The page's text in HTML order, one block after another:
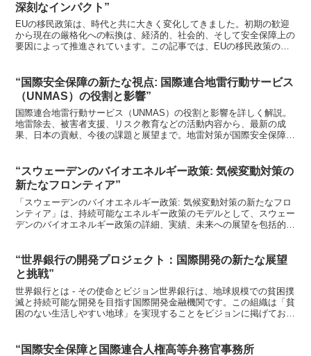
深刻なインパクト”
EUの移民政策は、時代と共に大きく変化してきました。初期の歓迎
から現在の厳格化への転換は、経済的、社会的、そして安全保障上の
要因によって推進されています。この記事では、EUの移民政策の変
“国際安全保障の新たな視点: 国際連合地雷行動サービス
（UNMAS）の役割と影響”
国際連合地雷行動サービス（UNMAS）の役割と影響を詳しく解説。
地雷除去、被害者支援、リスク教育などの活動内容から、最新の成
果、日本の貢献、今後の課題と展望まで。地雷対策が国際安全保障と
“スウェーデンのバイオエネルギー政策: 気候変動対策の
新たなフロンティア”
「スウェーデンのバイオエネルギー政策: 気候変動対策の新たなフロ
ンティア」は、持続可能なエネルギー政策のモデルとして、スウェー
デンのバイオエネルギー政策の詳細、実績、未来への展望を包括的に
データと事例をもとに探ります。
“世界銀行の開発プロジェクト：国際開発の新たな展望
と挑戦”
世界銀行とは - その使命とビジョン世界銀行は、地球規模での貧困撲
滅と持続可能な開発を目指す国際開発金融機関です。この組織は「貧
困のない生活しやすい地球」を実現することをビジョンに掲げてお
“国際安全保障と国際連合人権高等弁務官事務所